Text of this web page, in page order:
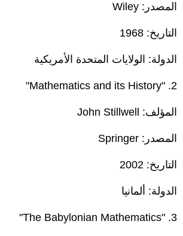
المصدر: Wiley
التاريخ: 1968
الدولة: الولايات المتحدة الأمريكية
2. "Mathematics and its History"
المؤلف: John Stillwell
المصدر: Springer
التاريخ: 2002
الدولة: ألمانيا
3. "The Babylonian Mathematics"